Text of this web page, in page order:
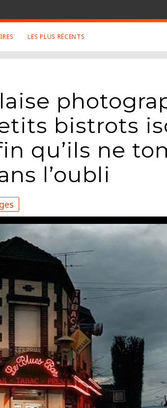
Google+
Mentions Légales
Conditions Générales
LES PLUS RÉCENTS
bistrots
qu’ils ne
l’oubli